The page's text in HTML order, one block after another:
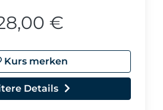
€
Kurs merken
Details